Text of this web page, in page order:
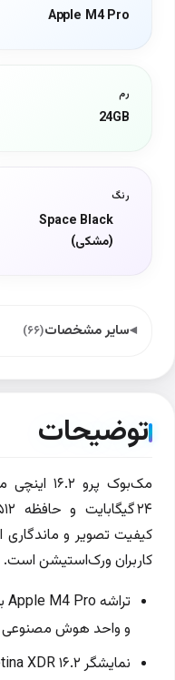
Apple M4 Pro
رم
24GB
رنگ
Space Black
(مشکی)
سایر مشخصات(۶۶)
توضیحات
کیفیت تصویر و ماندگاری
کاربران ورک‌استیشن است.
و واحد هوش مصنوعی ۳۸ TOPS.